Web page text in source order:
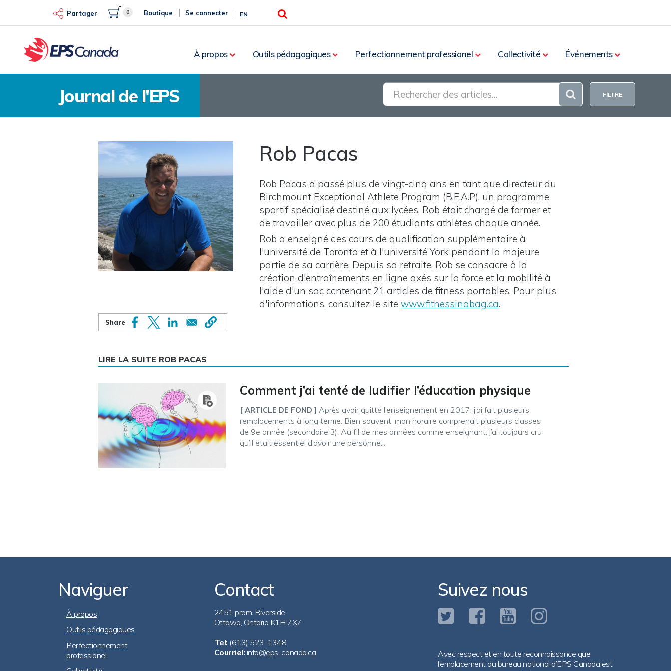
contenu
Partager 0 Boutique Se connecter EN
Rechercher
À propos Outils pédagogiques Perfectionnement professionel Collectivité Événements
Journal de l'EPS FILTRE
Rob Pacas
Rob Pacas a passé plus de vingt-cinq ans en tant que directeur du
Birchmount Exceptional Athlete Program (B.E.A.P), un programme
sportif spécialisé destiné aux lycées. Rob était chargé de former et
de travailler avec plus de 200 étudiants athlètes chaque année.
Rob a enseigné des cours de qualification supplémentaire à
l'université de Toronto et à l'université York pendant la majeure
partie de sa carrière. Depuis sa retraite, Rob se consacre à la
création d'entraînements en ligne axés sur la force et la mobilité à
l'aide d'un sac contenant 21 articles de fitness portables. Pour plus
d'informations, consultez le site www.fitnessinabag.ca.
LIRE LA SUITE ROB PACAS
Comment j’ai tenté de ludifier l’éducation physique
[ ARTICLE DE FOND ] Après avoir quitté l’enseignement en 2017, j’ai fait plusieurs
remplacements à long terme. Bien souvent, mon horaire comprenait plusieurs classes
de 9e année (secondaire 3). Au fil de mes années comme enseignant, j’ai toujours cru
qu’il était essentiel d’avoir une personne...
Naviguer
Footer
Navigation
À propos
Outils pédagogiques
Perfectionnement
professionel
Contact
2451 prom. Riverside
Ottawa, Ontario K1H 7X7
Tel: (613) 523-1348
Courriel: info@eps-canada.ca
Suivez nous
Avec respect et en toute reconnaissance que
l’emplacement du bureau national d’EPS Canada est